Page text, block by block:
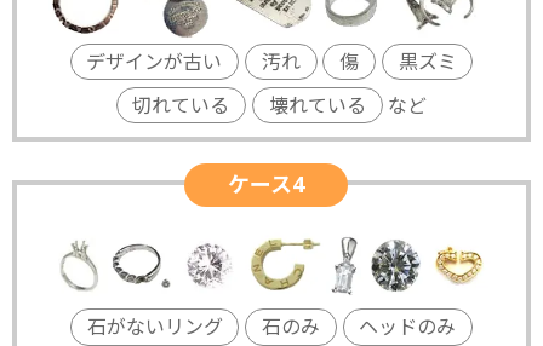
デザインが古い 汚れ 傷
黒ズミ
切れている
壊れている など
ケース4
石がないリング 石のみ
ヘッドのみ